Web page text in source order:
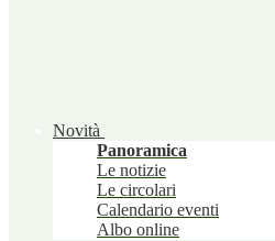
Novità
Panoramica
Le notizie
Le circolari
Calendario eventi
Albo online